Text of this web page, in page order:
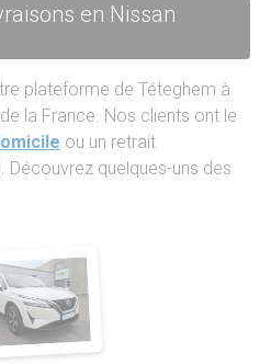
en Nissan
plateforme de Téteghem à
la France. Nos clients ont le
ou un retrait
Découvrez quelques-uns des